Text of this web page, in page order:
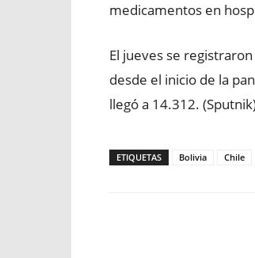
medicamentos en
El jueves se
desde el inicio de la
llegó a 14.312.
ETIQUETAS Bolivia Chile